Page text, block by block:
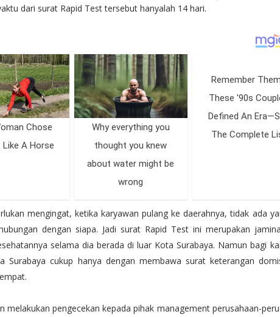
dari surat Rapid Test tersebut hanyalah 14 hari.
mengingat, ketika karyawan pulang ke daerahnya, tidak ada
dengan siapa. Jadi surat Rapid Test ini merupakan
selama dia berada di luar Kota Surabaya. Namun bagi
cukup hanya dengan membawa surat keterangan
melakukan pengecekan kepada pihak management perusahaan-